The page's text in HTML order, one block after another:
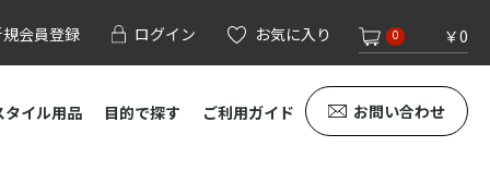
会員登録 ログイン お気に入り 0 ￥0
タイル用品 目的で探す ご利用ガイド お問い合わせ